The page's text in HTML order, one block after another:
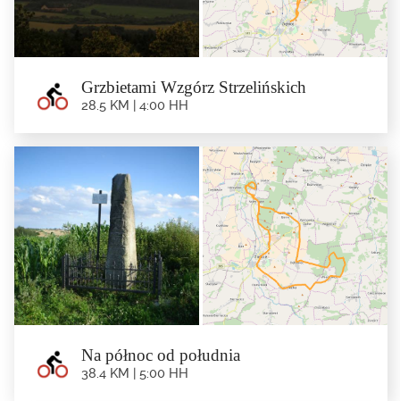
Grzbietami Wzgórz Strzelińskich
28.5 KM | 4:00 HH
Grzbietami Wzgórz Strzelińskich
28.5 km | 4:00 hh
Trasa: Ziębice – Kalinowice Górne – Witostowice – Raczyce –...
Na północ od południa
38.4 KM | 5:00 HH